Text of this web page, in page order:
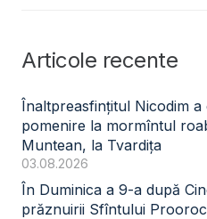
Articole recente
Înaltpreasfințitul Nicodim a
pomenire la mormîntul
Muntean, la Tvardița
03.08.2026
În Duminica a 9-a după
prăznuirii Sfîntului